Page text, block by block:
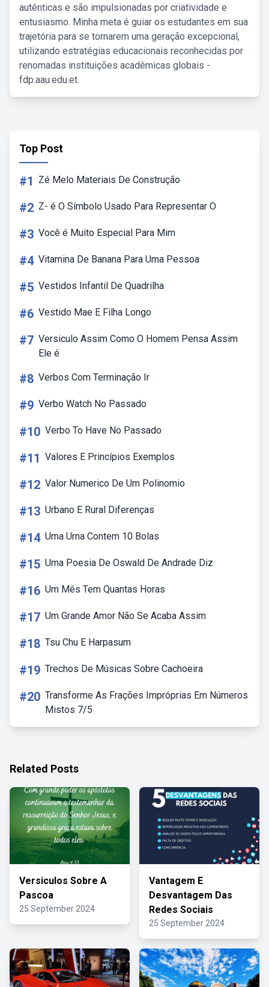
autênticas e são impulsionadas por criatividade e
entusiasmo. Minha meta é guiar os estudantes em sua
trajetória para se tornarem uma geração excepcional,
utilizando estratégias educacionais reconhecidas por
renomadas instituições acadêmicas globais -
fdp.aau.edu.et.
Top Post
#1 Zé Melo Materiais De Construção
#2 Z- é O Símbolo Usado Para Representar O
#3 Você é Muito Especial Para Mim
#4 Vitamina De Banana Para Uma Pessoa
#5 Vestidos Infantil De Quadrilha
#6 Vestido Mae E Filha Longo
#7 Versiculo Assim Como O Homem Pensa Assim
Ele é
#8 Verbos Com Terminação Ir
#9 Verbo Watch No Passado
#10 Verbo To Have No Passado
#11 Valores E Princípios Exemplos
#12 Valor Numerico De Um Polinomio
#13 Urbano E Rural Diferenças
#14 Uma Urna Contem 10 Bolas
#15 Uma Poesia De Oswald De Andrade Diz
#16 Um Mês Tem Quantas Horas
#17 Um Grande Amor Não Se Acaba Assim
#18 Tsu Chu E Harpasum
#19 Trechos De Músicas Sobre Cachoeira
#20 Transforme As Frações Impróprias Em Números
Mistos 7/5
Related Posts
Versiculos Sobre A
Pascoa
25 September 2024
Vantagem E
Desvantagem Das
Redes Sociais
25 September 2024